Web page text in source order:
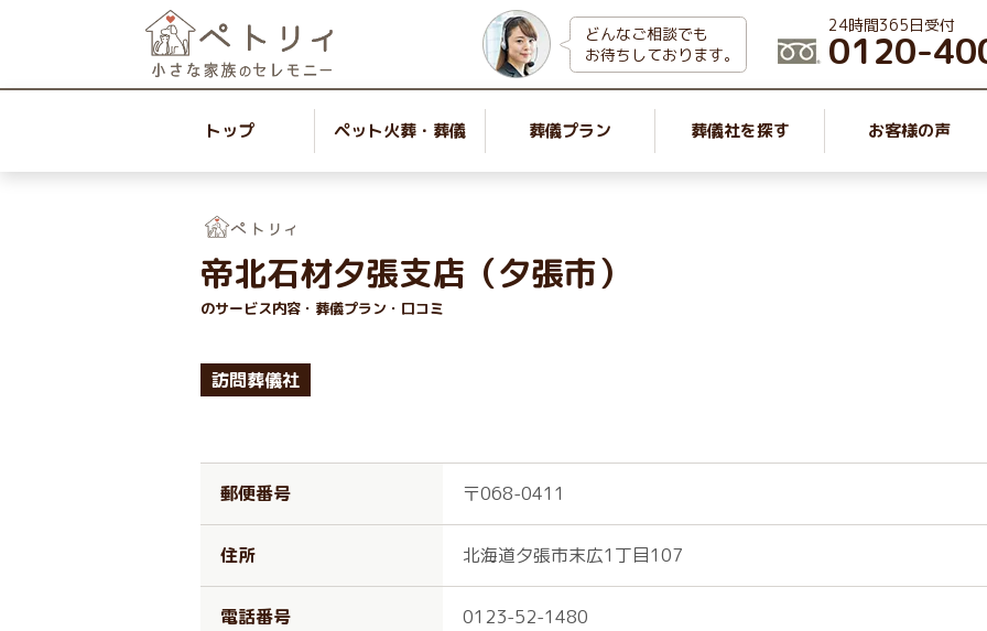
どんなご相談でも
お待ちしております。
24時間365日受付
0120-
トップ ペット火葬・葬儀 葬儀プラン 葬儀社を探す お客様の声
帝北石材夕張支店（夕張市）
のサービス内容・葬儀プラン・口コミ
訪問葬儀社
郵便番号 〒068-0411
住所 北海道夕張市末広1丁目107
電話番号 0123-52-1480